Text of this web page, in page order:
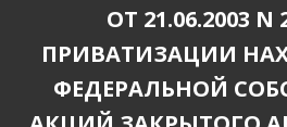
ОТ 21.06.2003 N
ПРИВАТИЗАЦИИ
ФЕДЕРАЛЬНОЙ